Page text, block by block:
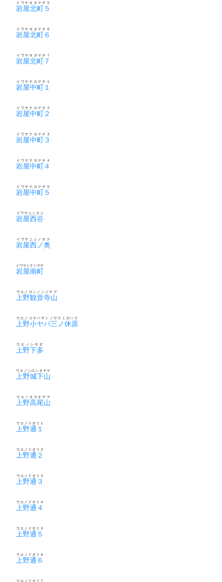
岩屋北町５
イワヤキタマチ５
岩屋北町６
イワヤキタマチ６
岩屋北町７
イワヤキタマチ７
岩屋中町１
イワヤナカマチ１
岩屋中町２
イワヤナカマチ２
岩屋中町３
イワヤナカマチ３
岩屋中町４
イワヤナカマチ４
岩屋中町５
イワヤナカマチ５
岩屋西谷
イワヤニシタニ
岩屋西ノ奥
イワヤニシノオク
岩屋南町
イワヤミナミマチ
上野観音寺山
ウエノカンノンジヤマ
上野小ヤバ三ノ休原
ウエノコヤバサンノヤスミガハラ
上野下多
ウエノシモダ
上野城下山
ウエノシロシタヤマ
上野高尾山
ウエノタカオヤマ
上野通１
ウエノドオリ１
上野通２
ウエノドオリ２
上野通３
ウエノドオリ３
上野通４
ウエノドオリ４
上野通５
ウエノドオリ５
上野通６
ウエノドオリ６
ウエノドオリ７